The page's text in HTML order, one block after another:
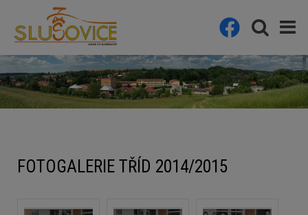
FOTOGALERIE TŘÍD 2014/2015